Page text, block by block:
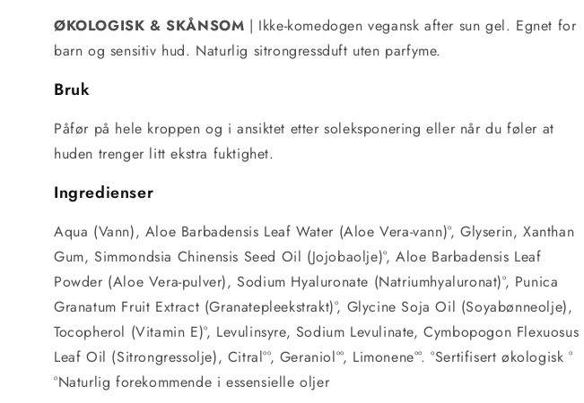
ØKOLOGISK & SKÅNSOM | Ikke-komedogen vegansk after sun gel. Egnet for
barn og sensitiv hud. Naturlig sitrongressduft uten parfyme.
Bruk
Påfør på hele kroppen og i ansiktet etter soleksponering eller når du føler at
huden trenger litt ekstra fuktighet.
Ingredienser
Aqua (Vann), Aloe Barbadensis Leaf Water (Aloe Vera-vann)°, Glyserin, Xanthan
Gum, Simmondsia Chinensis Seed Oil (Jojobaolje)°, Aloe Barbadensis Leaf
Powder (Aloe Vera-pulver), Sodium Hyaluronate (Natriumhyaluronat)°, Punica
Granatum Fruit Extract (Granatepleekstrakt)°, Glycine Soja Oil (Soyabønneolje),
Tocopherol (Vitamin E)°, Levulinsyre, Sodium Levulinate, Cymbopogon Flexuosus
Leaf Oil (Sitrongressolje), Citral°°, Geraniol°°, Limonene°°. °Sertifisert økologisk °
°Naturlig forekommende i essensielle oljer